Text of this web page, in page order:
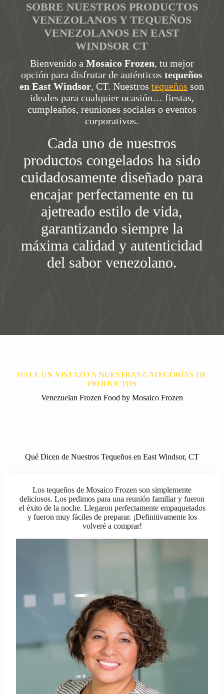
SOBRE NUESTROS PRODUCTOS
VENEZOLANOS Y TEQUEÑOS
VENEZOLANOS EN EAST
WINDSOR CT
Bienvenido a Mosaico Frozen, tu mejor
opción para disfrutar de auténticostequeños
en East Windsor, CT. Nuestrostequeños son
ideales para cualquier ocasión… fiestas,
cumpleaños, reuniones sociales o eventos
corporativos.
Cada uno de nuestros
productos congelados ha sido
cuidadosamente diseñado para
encajar perfectamente en tu
ajetreado estilo de vida,
garantizando siempre la
máxima calidad y autenticidad
del sabor venezolano.
DALE UN VISTAZO A NUESTRAS CATEGORÍAS DE
PRODUCTOS
Venezuelan Frozen Food by Mosaico Frozen
Qué Dicen de Nuestros Tequeños en East Windsor, CT
Los tequeños de Mosaico Frozen son simplemente
deliciosos. Los pedimos para una reunión familiar y fueron
el éxito de la noche. Llegaron perfectamente empaquetados
y fueron muy fáciles de preparar. ¡Definitivamente los
volveré a comprar!